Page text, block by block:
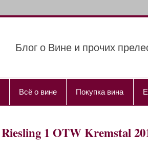
Блог о Вине и прочих
Всё о вине Покупка вина
1 OTW Kremstal